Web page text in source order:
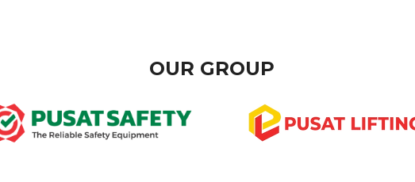
OUR GROUP